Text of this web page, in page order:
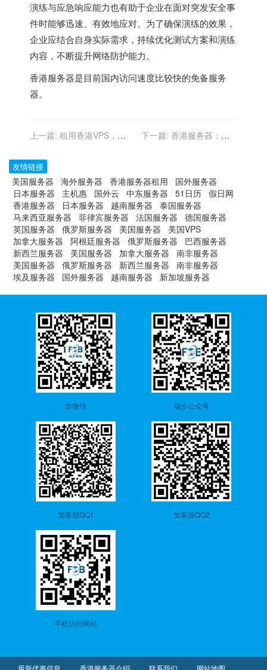
演练与应急响应能力也有助于企业在面对突发安全事
件时能够迅速、有效地应对。为了确保演练的效果，
企业应结合自身实际需求，持续优化测试方案和演练
内容，不断提升网络防护能力。
香港服务器是目前国内访问速度比较快的免备服务
器。
上一篇: 租用香港VPS，实
下一篇: 香港服务器：在AI
友情链接
美国服务器 海外服务器 香港服务器租用
国外服务器
日本服务器
主机惠 国外云 中东服务器 51日历 假日网
香港服务器
日本服务器 越南服务器
泰国服务器
马来西亚服务器
菲律宾服务器 法国服务器
德国服务器
英国服务器
俄罗斯服务器 美国服务器
美国VPS
加拿大服务器
阿根廷服务器 俄罗斯服务器
巴西服务器
新西兰服务器
美国服务器 加拿大服务器
南非服务器
美国服务器
俄罗斯服务器 新西兰服务器
南非服务器
埃及服务器
国外服务器 越南服务器 新加坡服务器
加微信 福步公众号
加客服QQ1 加客服QQ2
手机访问网站
最新优惠信息 香港服务器介绍 联系我们 网站地图